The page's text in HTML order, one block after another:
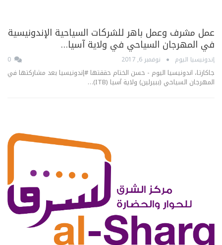
عمل مشرف وعمل باهر للشركات السياحية الإندونيسية
في المهرجان السياحي في ولاية آسيا…
إندونيسيا اليوم نوفمبر 6, 2017
جاكارتا، اندونيسيا اليوم - حسن الختام حققتها #إندونيسيا بعد مشاركتها في
المهرجان السياحي (ببيرلين) ولاية آسيا (ITB)…